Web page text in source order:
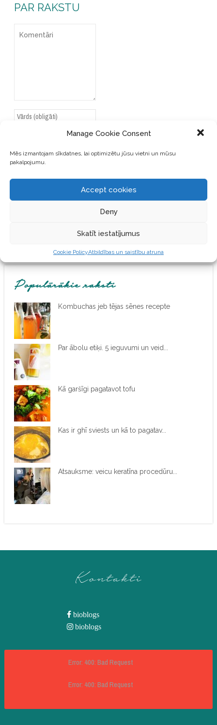
Manage Cookie Consent
Mēs izmantojam sīkdatnes, lai optimizētu jūsu vietni un mūsu
pakalpojumu.
Accept cookies
Deny
Skatīt iestatījumus
Cookie PolicyAtbildības un saistību atruna
PAR RAKSTU
SAGLABĀJIET MANU VĀRDU,
ŠAJĀ PĀRLŪKPROGRAMMĀ
Populārākie raksti
Kombuchas jeb tējas sēnes recepte
Par ābolu etiķi. 5 ieguvumi un veid...
Kā garšīgi pagatavot tofu
Kas ir ghī sviests un kā to pagatav...
Atsauksme: veicu keratīna procedūru...
Kontakti
bioblogs
bioblogs
Error: 400: Bad Request
Error: 400: Bad Request